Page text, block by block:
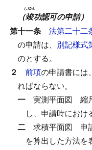
（竣
しゆん
功認可の申請）
第十一条 法第二十二
の申請は、 別記様式
のとする。
２ 前項の申請書には
ればならない。
一 実測平面図
縮
し、申請時におけ
二 求積平面図
申
を算出した方法を